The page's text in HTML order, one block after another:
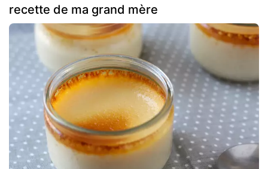
recette de ma grand mère